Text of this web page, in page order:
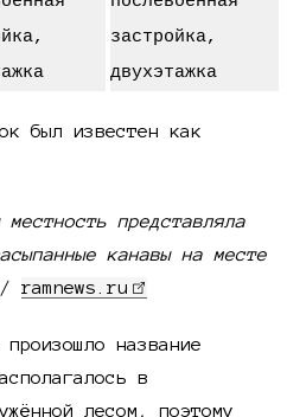
был известен как
представляла
канавы на месте
ramnews.ru
название
в
лесом, поэтому